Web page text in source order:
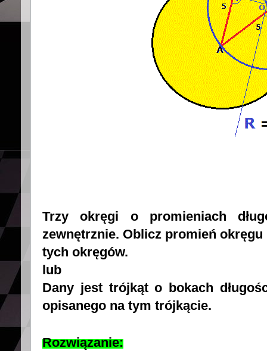
Trzy okręgi o promieniach
zewnętrznie. Oblicz promień
tych okręgów.
lub
Dany jest trójkąt o bokach
opisanego na tym trójkącie.
Rozwiązanie: